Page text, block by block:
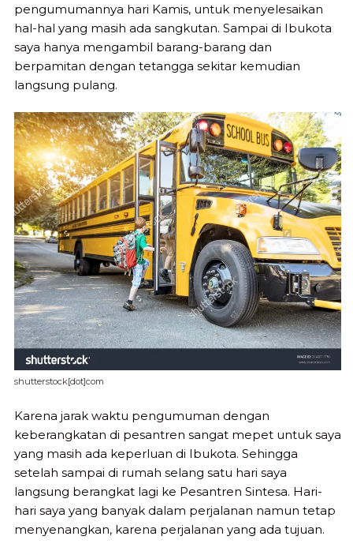
pengumumannya hari Kamis, untuk menyelesaikan
hal-hal yang masih ada sangkutan. Sampai di Ibukota
saya hanya mengambil barang-barang dan
berpamitan dengan tetangga sekitar kemudian
langsung pulang.
shutterstock[dot]com
Karena jarak waktu pengumuman dengan
keberangkatan di pesantren sangat mepet untuk saya
yang masih ada keperluan di Ibukota. Sehingga
setelah sampai di rumah selang satu hari saya
langsung berangkat lagi ke Pesantren Sintesa. Hari-
hari saya yang banyak dalam perjalanan namun tetap
menyenangkan, karena perjalanan yang ada tujuan.